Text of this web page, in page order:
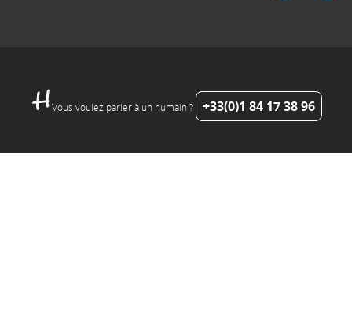
Vous voulez parler à un humain ? +33(0)1 84 17 38 96